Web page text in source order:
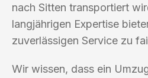
nach Sitten transportiert
langjährigen Expertise
zuverlässigen Service zu
Wir wissen, dass ein